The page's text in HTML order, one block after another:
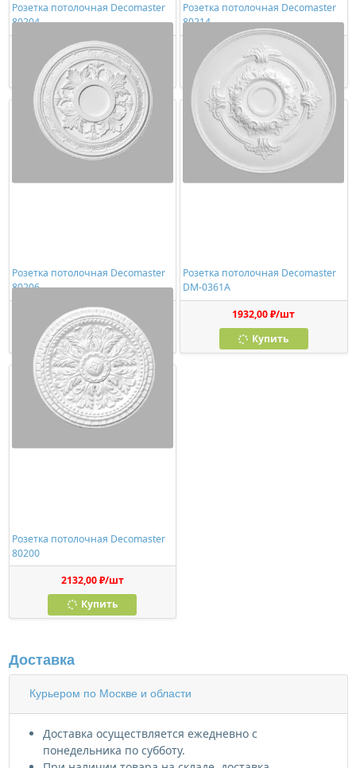
Розетка потолочная Decomaster
80204
2132,00 ₽/шт
Купить
Розетка потолочная Decomaster
80214
2314,00 ₽/шт
Купить
Розетка потолочная Decomaster
80206
2860,00 ₽/шт
Купить
Розетка потолочная Decomaster
DM-0361A
1932,00 ₽/шт
Купить
Розетка потолочная Decomaster
80200
2132,00 ₽/шт
Купить
Доставка
Курьером по Москве и области
Доставка осуществляется ежедневно с
понедельника по субботу.